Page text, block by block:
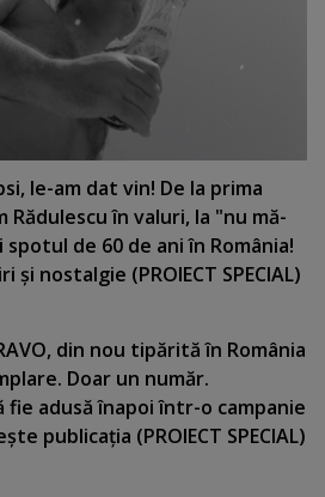
le-am dat vin! De la prima
Rădulescu în valuri, la "nu mă-
de 60 de ani în România!
şi nostalgie (PROIECT SPECIAL)
din nou tipărită în România
Doar un număr.
fie adusă înapoi într-o campanie
publicaţia (PROIECT SPECIAL)